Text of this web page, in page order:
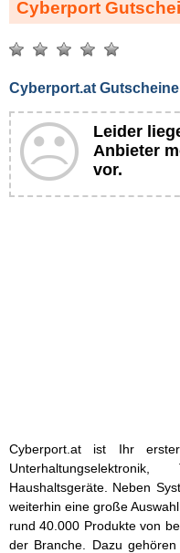
Cyberport
Cyberport.at
Leider
Anbieter
vor.
Cyberport.at ist Ihr
Haushaltsgeräte. Neben
weiterhin eine große
rund 40.000 Produkte von
der Branche. Dazu